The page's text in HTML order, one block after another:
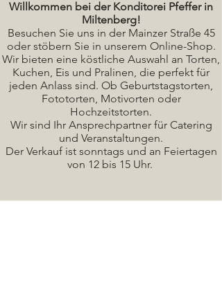
Willkommen bei der Konditorei Pfeffer in
Miltenberg!
Besuchen Sie uns in der Mainzer Straße 45
oder stöbern Sie in unserem Online-Shop.
Wir bieten eine köstliche Auswahl an Torten,
Kuchen, Eis und Pralinen, die perfekt für
jeden Anlass sind. Ob Geburtstagstorten,
Fototorten, Motivorten oder
Hochzeitstorten.
Wir sind Ihr Ansprechpartner für Catering
und Veranstaltungen.
Der Verkauf ist sonntags und an Feiertagen
von 12 bis 15 Uhr.